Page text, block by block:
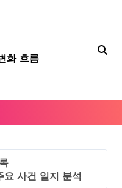
화 흐름
요 사건 일지 분석